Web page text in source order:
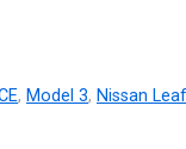
, Model 3, Nissan Leaf